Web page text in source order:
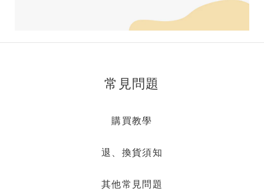
常見問題
購買教學
退、換貨須知
其他常見問題